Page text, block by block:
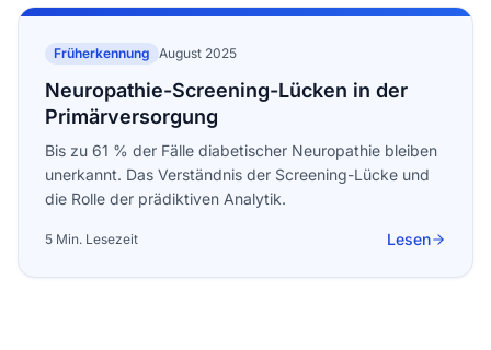
Früherkennung August 2025
Neuropathie-Screening-Lücken in der
Primärversorgung
Bis zu 61 % der Fälle diabetischer Neuropathie bleiben
unerkannt. Das Verständnis der Screening-Lücke und
die Rolle der prädiktiven Analytik.
5 Min. Lesezeit Lesen